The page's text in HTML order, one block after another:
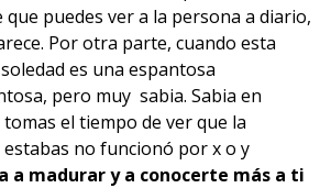
puedes ver a la persona a diario,
Por otra parte, cuando esta
es una espantosa
pero muy sabia. Sabia en
el tiempo de ver que la
no funcionó por x o y
a madurar y a conocerte más a ti